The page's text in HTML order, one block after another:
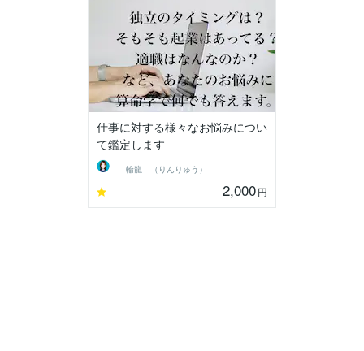
仕事に対する様々なお悩みについ
て鑑定します
輪龍 （りんりゅう）
- 2,000円